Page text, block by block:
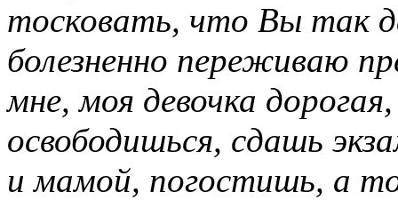
тосковать, что Вы так
болезненно переживаю
мне, моя девочка
освободишься, сдашь
и мамой, погостишь, а